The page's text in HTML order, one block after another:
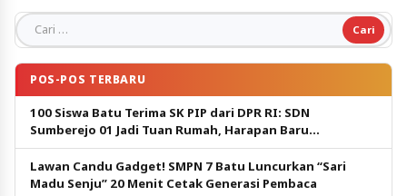
Cari untuk:
POS-POS TERBARU
100 Siswa Batu Terima SK PIP dari DPR RI: SDN
Sumberejo 01 Jadi Tuan Rumah, Harapan Baru
Pendidikan Gratis
Lawan Candu Gadget! SMPN 7 Batu Luncurkan “Sari
Madu Senju” 20 Menit Cetak Generasi Pembaca